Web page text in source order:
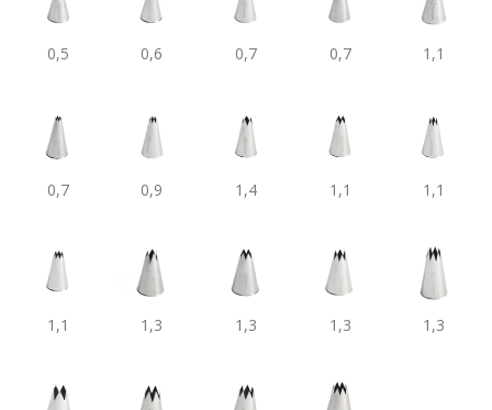
0,5 0,6 0,7 0,7 1,1
0,7 0,9 1,4 1,1 1,1
1,1 1,3 1,3 1,3 1,3